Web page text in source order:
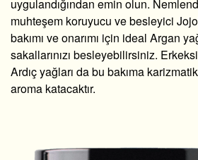
uygulandığından emin olun.
muhteşem koruyucu ve besleyici
bakımı ve onarımı için ideal Argan
sakallarınızı besleyebilirsiniz.
Ardıç yağları da bu bakıma
aroma katacaktır.